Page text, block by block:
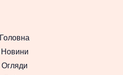
Головна
Новини
Огляди